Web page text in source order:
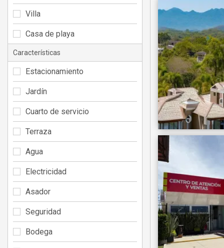
Villa
Casa de playa
Características
Estacionamiento
Jardín
Cuarto de servicio
Terraza
Agua
Electricidad
Asador
Seguridad
Bodega